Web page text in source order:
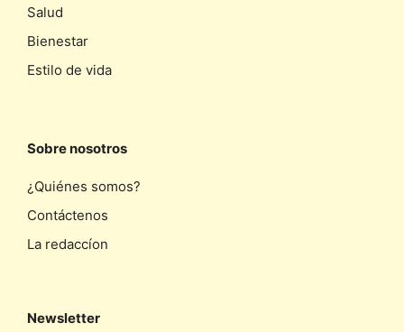
Salud
Bienestar
Estilo de vida
Sobre nosotros
¿Quiénes somos?
Contáctenos
La redaccíon
Newsletter